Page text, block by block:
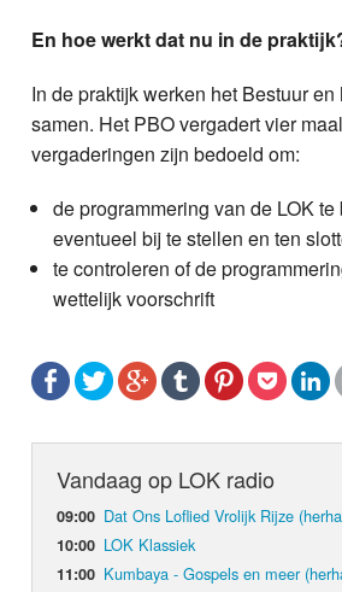
En hoe werkt dat nu in de
In de praktijk werken het Bestuur
samen. Het PBO vergadert vier
vergaderingen zijn bedoeld om:
de programmering van de LOK
eventueel bij te stellen en ten
te controleren of de
wettelijk voorschrift
Vandaag op LOK radio
09:00 Dat Ons Loflied Vrolijk Rijze
10:00 LOK Klassiek
11:00 Kumbaya - Gospels en meer